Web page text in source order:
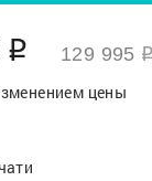
q 129 995 q
цены